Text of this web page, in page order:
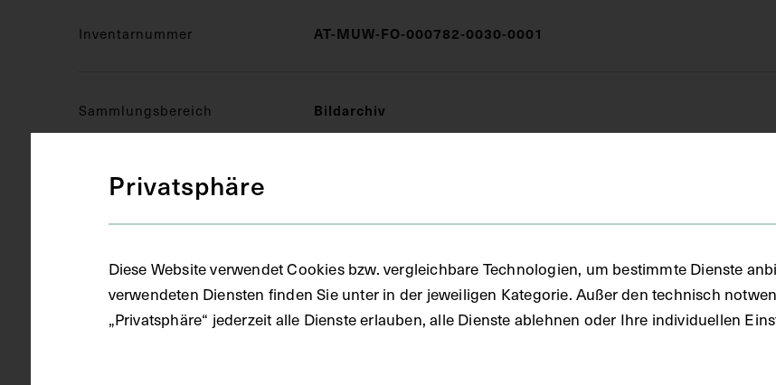
Inventarnummer AT-MUW-FO-000782-0030-0001
Sammlungsbereich Bildarchiv
Medizinisches Fachgebiet
Objektart Fotografie (FO)
Privatsphäre
Diese Website verwendet Cookies bzw. vergleichbare Technologien, um bestimmte Dienste
verwendeten Diensten finden Sie unter in der jeweiligen Kategorie. Außer den technisch
„Privatsphäre“ jederzeit alle Dienste erlauben, alle Dienste ablehnen oder Ihre individuellen